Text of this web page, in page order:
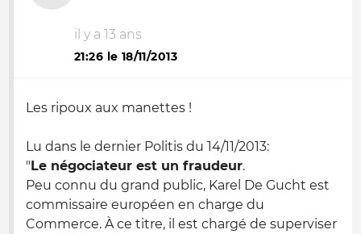
il y a 13 ans
21:26 le 18/11/2013
Les ripoux aux manettes !
Lu dans le dernier Politis du 14/11/2013:
"Le négociateur est un fraudeur.
Peu connu du grand public, Karel De Gucht est
commissaire européen en charge du
Commerce. À ce titre, il est chargé de superviser